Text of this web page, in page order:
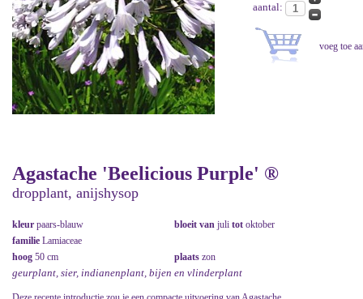
aantal:
Agastache 'Beelicious Purple' ®
dropplant, anijshysop
kleur paars-blauw bloeit van juli tot oktober
familie Lamiaceae
hoog 50 cm plaats zon
geurplant, sier, indianenplant, bijen en vlinderplant